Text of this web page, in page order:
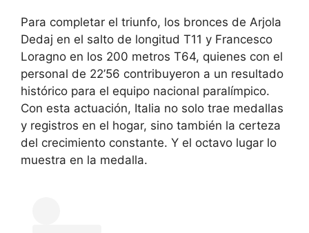
Para completar el triunfo, los bronces de Arjola
Dedaj en el salto de longitud T11 y Francesco
Loragno en los 200 metros T64, quienes con el
personal de 22’56 contribuyeron a un resultado
histórico para el equipo nacional paralímpico.
Con esta actuación, Italia no solo trae medallas
y registros en el hogar, sino también la certeza
del crecimiento constante. Y el octavo lugar lo
muestra en la medalla.